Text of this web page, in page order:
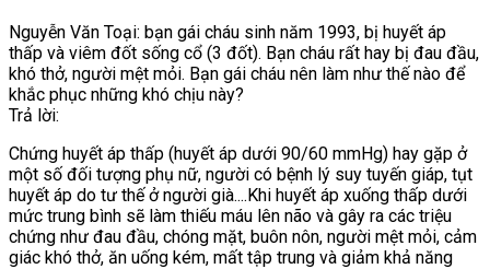
Nguyễn Văn Toại: bạn gái cháu sinh năm 1993, bị huyết áp
thấp và viêm đốt sống cổ (3 đốt). Bạn cháu rất hay bị đau đầu,
khó thở, người mệt mỏi. Bạn gái cháu nên làm như thế nào để
khắc phục những khó chịu này?
Trả lời:
Chứng huyết áp thấp (huyết áp dưới 90/60 mmHg) hay gặp ở
một số đối tượng phụ nữ, người có bệnh lý suy tuyến giáp, tụt
huyết áp do tư thế ở người già....Khi huyết áp xuống thấp dưới
mức trung bình sẽ làm thiếu máu lên não và gây ra các triệu
chứng như đau đầu, chóng mặt, buôn nôn, người mệt mỏi, cảm
giác khó thở, ăn uống kém, mất tập trung và giảm khả năng